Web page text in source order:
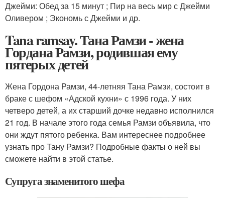
Джейми: Обед за 15 минут ; Пир на весь мир с Джейми
Оливером ; Экономь с Джейми и др.
Tana ramsay. Тана Рамзи - жена
Гордана Рамзи, родившая ему
пятерых детей
Жена Гордона Рамзи, 44-летняя Тана Рамзи, состоит в
браке с шефом «Адской кухни» с 1996 года. У них
четверо детей, а их старший дочке недавно исполнился
21 год. В начале этого года семья Рамзи объявила, что
они ждут пятого ребенка. Вам интереснее подробнее
узнать про Тану Рамзи? Подробные факты о ней вы
сможете найти в этой статье.
Супруга знаменитого шефа